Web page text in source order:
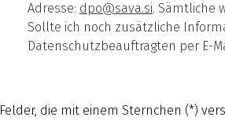
Adresse: dpo@sava.si. Sämtliche
Sollte ich noch zusätzliche
Datenschutzbeauftragten per E-
Felder, die mit einem Sternchen (*)